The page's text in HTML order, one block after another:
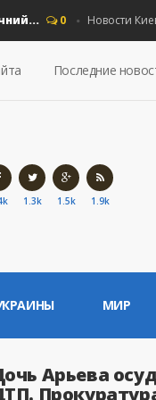
0 Новости Киева
Последние
1.3k 1.5k 1.9k
МИР
Арьева